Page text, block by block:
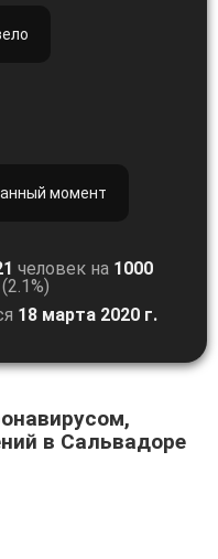
момент
человек на 1000
18 марта 2020 г.
в Сальвадоре